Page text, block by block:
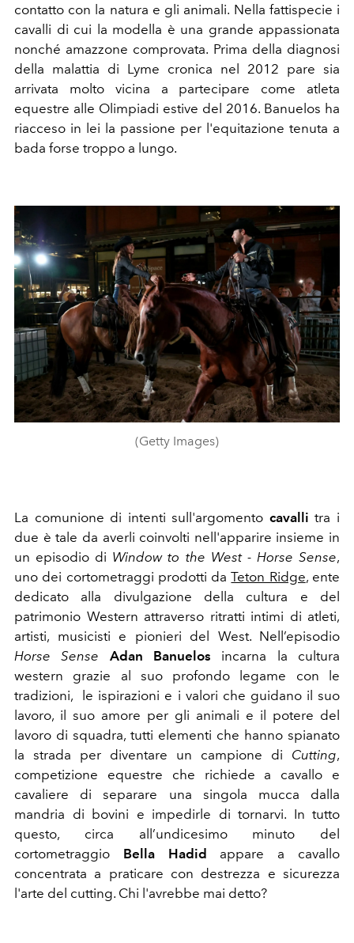
contatto con la natura e gli animali. Nella fattispecie i
cavalli di cui la modella è una grande appassionata
nonché amazzone comprovata. Prima della diagnosi
della malattia di Lyme cronica nel 2012 pare sia
arrivata molto vicina a partecipare come atleta
equestre alle Olimpiadi estive del 2016. Banuelos ha
riacceso in lei la passione per l'equitazione tenuta a
bada forse troppo a lungo.
(Getty Images)
La comunione di intenti sull'argomento cavalli tra i
due è tale da averli coinvolti nell'apparire insieme in
un episodio di Window to the West - Horse Sense,
uno dei cortometraggi prodotti daTeton Ridge, ente
dedicato alla divulgazione della cultura e del
patrimonio Western attraverso ritratti intimi di atleti,
artisti, musicisti e pionieri del West. Nell’episodio
Horse Sense Adan Banuelos incarna la cultura
western grazie al suo profondo legame con le
tradizioni,
le ispirazioni e i valori che guidano il suo
lavoro, il suo amore per gli animali e il potere del
lavoro di squadra, tutti elementi che hanno spianato
la strada per diventare un campione di Cutting,
competizione equestre che richiede a cavallo e
cavaliere di separare una singola mucca dalla
mandria di bovini e impedirle di tornarvi. In tutto
questo, circa all’undicesimo minuto del
cortometraggio Bella Hadid
appare a cavallo
concentrata a praticare con destrezza e sicurezza
l'arte del cutting. Chi l'avrebbe mai detto?